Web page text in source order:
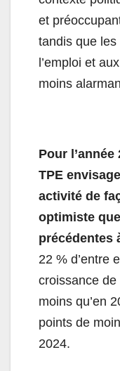
et
tandis que
l’emploi et
moins
Pour
TPE
activité de
optimiste
précédentes
22 % d’entre
croissance
moins qu’en
points de
2024.